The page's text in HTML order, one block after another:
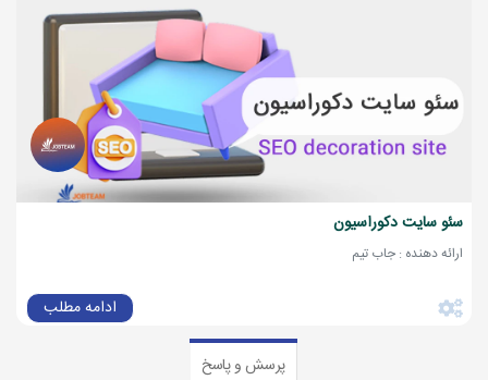
سئو سایت دکوراسیون
ارائه دهنده : جاب تیم
ادامه مطلب
پرسش و پاسخ